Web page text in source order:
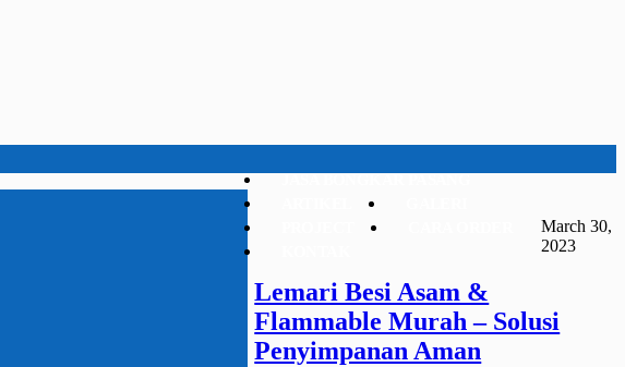
March 30,
2023
Lemari Besi Asam &
Flammable Murah – Solusi
Penyimpanan Aman